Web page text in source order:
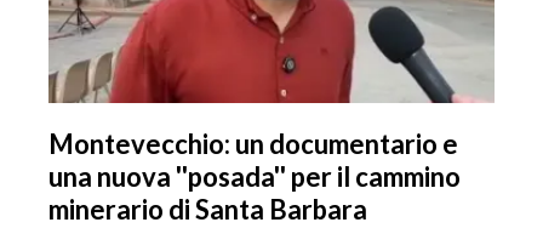
Montevecchio: un documentario e
una nuova ''posada'' per il cammino
minerario di Santa Barbara